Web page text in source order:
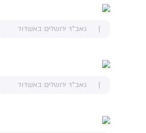
גאב"ד ירושלים באשדוד
גאב"ד ירושלים באשדוד